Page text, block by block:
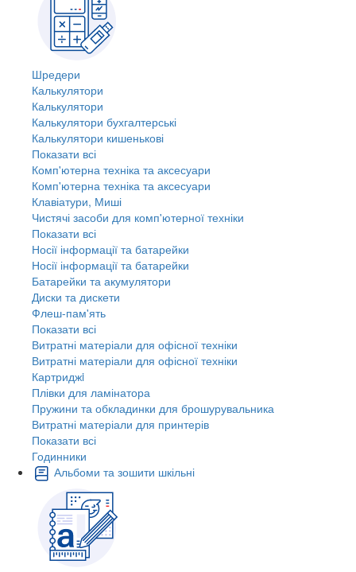
Шредери
Калькулятори
Калькулятори
Калькулятори бухгалтерські
Калькулятори кишенькові
Показати всі
Комп'ютерна техніка та аксесуари
Комп'ютерна техніка та аксесуари
Клавіатури, Миші
Чистячі засоби для комп'ютерної техніки
Показати всі
Носії інформації та батарейки
Носії інформації та батарейки
Батарейки та акумулятори
Диски та дискети
Флеш-пам'ять
Показати всі
Витратні матеріали для офісної техніки
Витратні матеріали для офісної техніки
Картриджi
Плівки для ламінатора
Пружини та обкладинки для брошурувальника
Витратні матеріали для принтерів
Показати всі
Годинники
Альбоми та зошити шкільні